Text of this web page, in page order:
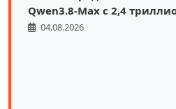
Qwen3.8-Max с 2,4
04.08.2026